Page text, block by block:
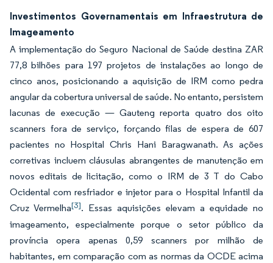
Investimentos Governamentais em Infraestrutura de
Imageamento
A implementação do Seguro Nacional de Saúde destina ZAR
77,8 bilhões para 197 projetos de instalações ao longo de
cinco anos, posicionando a aquisição de IRM como pedra
angular da cobertura universal de saúde. No entanto, persistem
lacunas de execução — Gauteng reporta quatro dos oito
scanners fora de serviço, forçando filas de espera de 607
pacientes no Hospital Chris Hani Baragwanath. As ações
corretivas incluem cláusulas abrangentes de manutenção em
novos editais de licitação, como o IRM de 3 T do Cabo
Ocidental com resfriador e injetor para o Hospital Infantil da
Cruz Vermelha[3]. Essas aquisições elevam a equidade no
imageamento, especialmente porque o setor público da
província opera apenas 0,59 scanners por milhão de
habitantes, em comparação com as normas da OCDE acima